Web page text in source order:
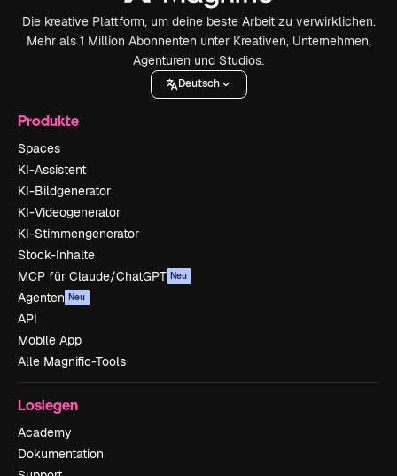
Die kreative Plattform, um deine beste Arbeit zu verwirklichen.
Mehr als 1 Million Abonnenten unter Kreativen, Unternehmen,
Agenturen und Studios.
Deutsch
Produkte
Spaces
KI-Assistent
KI-Bildgenerator
KI-Videogenerator
KI-Stimmengenerator
Stock-Inhalte
MCP für Claude/ChatGPT Neu
Agenten Neu
API
Mobile App
Alle Magnific-Tools
Loslegen
Academy
Dokumentation